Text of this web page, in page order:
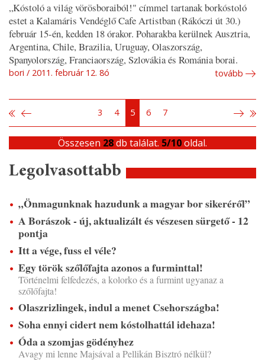
„Kóstoló a világ vörösboraiból!" címmel tartanak borkóstoló
estet a Kalamáris Vendéglő Cafe Artistban (Rákóczi út 30.)
február 15-én, kedden 18 órakor. Poharakba kerülnek Ausztria,
Argentina, Chile, Brazilia, Uruguay, Olaszország,
Spanyolország, Franciaország, Szlovákia és Románia borai.
bori 2011. február 12. 8ó tovább
3 4 5 6 7
Összesen 28db találat. 5/10oldal.
Legolvasottabb
„Önmagunknak hazudunk a magyar bor sikeréről”
A Borászok - új, aktualizált és vészesen sürgető - 12
pontja
Itt a vége, fuss el véle?
Egy török szőlőfajta azonos a furminttal!
Történelmi felfedezés, a kolorko és a furmint ugyanaz a
szőlőfajta!
Olaszrizlingek, indul a menet Csehországba!
Soha ennyi cidert nem kóstolhattál idehaza!
Óda a szomjas gödényhez
Avagy mi lenne Majsával a Pellikán Bisztró nélkül?